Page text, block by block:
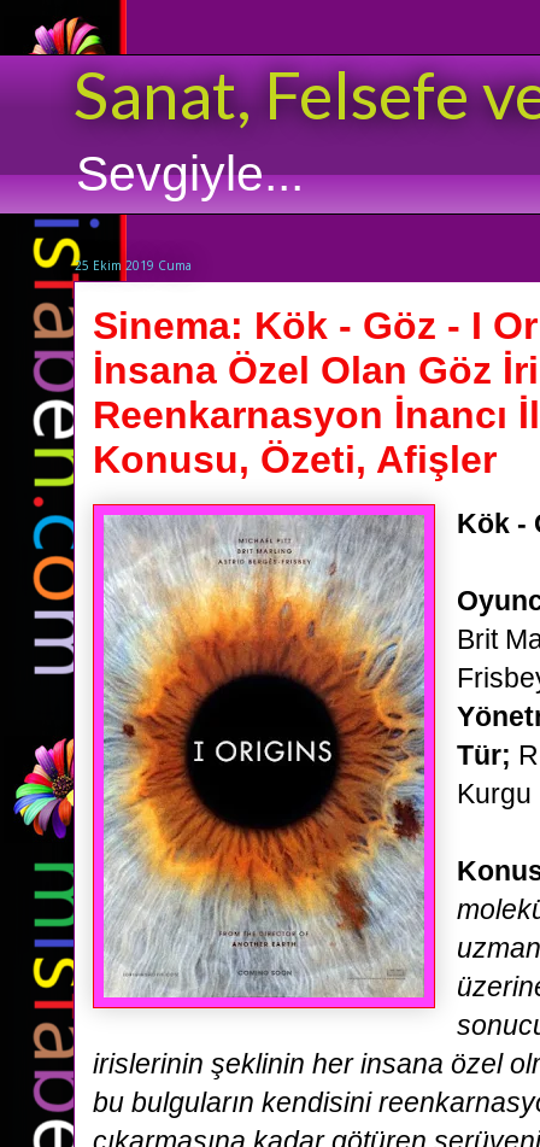
Sanat, Felsefe
Sevgiyle...
25 Ekim 2019 Cuma
Sinema: Kök - Göz - I
İnsana Özel Olan Göz
Reenkarnasyon İnancı
Konusu, Özeti, Afişler
Kök -
Brit
Tür;
Kurgu
irislerinin şeklinin her insana özel
bu bulguların kendisini